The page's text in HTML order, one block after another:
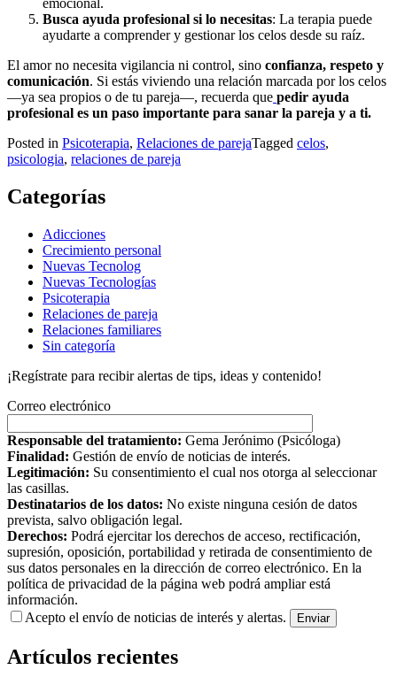
emocional.
Busca ayuda profesional si lo necesitas: La terapia puede
ayudarte a comprender y gestionar los celos desde su raíz.
El amor no necesita vigilancia ni control, sino confianza, respeto y
comunicación. Si estás viviendo una relación marcada por los celos
—ya sea propios o de tu pareja—, recuerda que pedir ayuda
profesional es un paso importante para sanar la pareja y a ti.
Posted in Psicoterapia, Relaciones de parejaTagged celos,
psicologia, relaciones de pareja
Categorías
Adicciones
Crecimiento personal
Nuevas Tecnolog
Nuevas Tecnologías
Psicoterapia
Relaciones de pareja
Relaciones familiares
Sin categoría
¡Regístrate para recibir alertas de tips, ideas y contenido!
Correo electrónico
Responsable del tratamiento: Gema Jerónimo (Psicóloga)
Finalidad: Gestión de envío de noticias de interés.
Legitimación: Su consentimiento el cual nos otorga al seleccionar
las casillas.
Destinatarios de los datos: No existe ninguna cesión de datos
prevista, salvo obligación legal.
Derechos: Podrá ejercitar los derechos de acceso, rectificación,
supresión, oposición, portabilidad y retirada de consentimiento de
sus datos personales en la dirección de correo electrónico. En la
política de privacidad de la página web podrá ampliar está
información.
Acepto el envío de noticias de interés y alertas.
Artículos recientes